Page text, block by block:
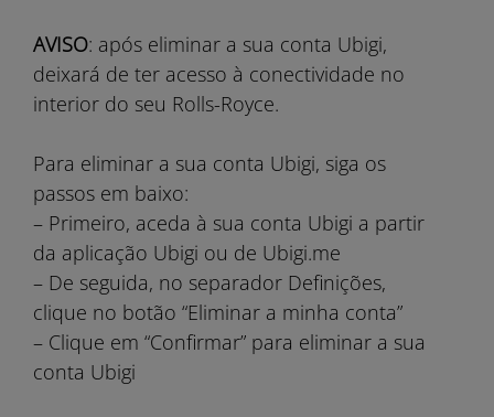
AVISO: após eliminar a sua conta Ubigi,
deixará de ter acesso à conectividade no
interior do seu Rolls-Royce.
Para eliminar a sua conta Ubigi, siga os
passos em baixo:
– Primeiro, aceda à sua conta Ubigi a partir
da aplicação Ubigi ou de Ubigi.me
– De seguida, no separador Definições,
clique no botão “Eliminar a minha conta”
– Clique em “Confirmar” para eliminar a sua
conta Ubigi